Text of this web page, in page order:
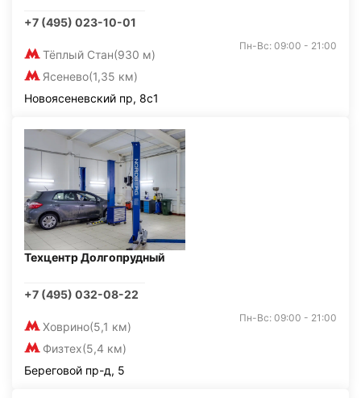
+7 (495) 023-10-01
Тёплый Стан(930 м)
Ясенево(1,35 км)
Пн-Вс: 09:00 - 21:00
Новоясеневский пр, 8с1
Техцентр Долгопрудный
+7 (495) 032-08-22
Ховрино(5,1 км)
Физтех(5,4 км)
Пн-Вс: 09:00 - 21:00
Береговой пр-д, 5